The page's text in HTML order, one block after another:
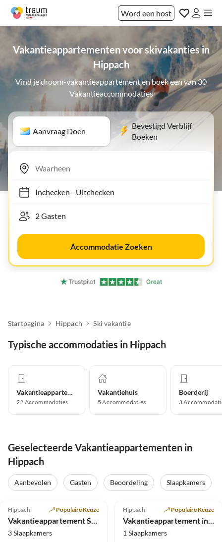
Word een host
Vakantieappartementen voor skivakanties in
Hippach
Vind je droom-vakantieappartement en boek een van 30
Vakantieaccommodaties
Aanvraag Doen
Bevestigd Verblijf
Boeken
Inchecken- Uitchecken
Accommodatie Zoeken
Startpagina Hippach Ski vakantie
Typische accommodaties in Hippach
Vakantieappartement
22 Accommodaties
Vakantiehuis
5 Accommodaties
Boerderij
3
Geselecteerde Vakantieappartementen in
Hippach
Aanbevolen Gasten Beoordeling
Slaapkamers
Hippach Populaire Keuze
Vakantieappartement Stecher
3 Slaapkamers
Top-
Advertentie
Hippach Populaire Keuze
Vakantieappartement in huis Sunnbichl
1 Slaapkamers